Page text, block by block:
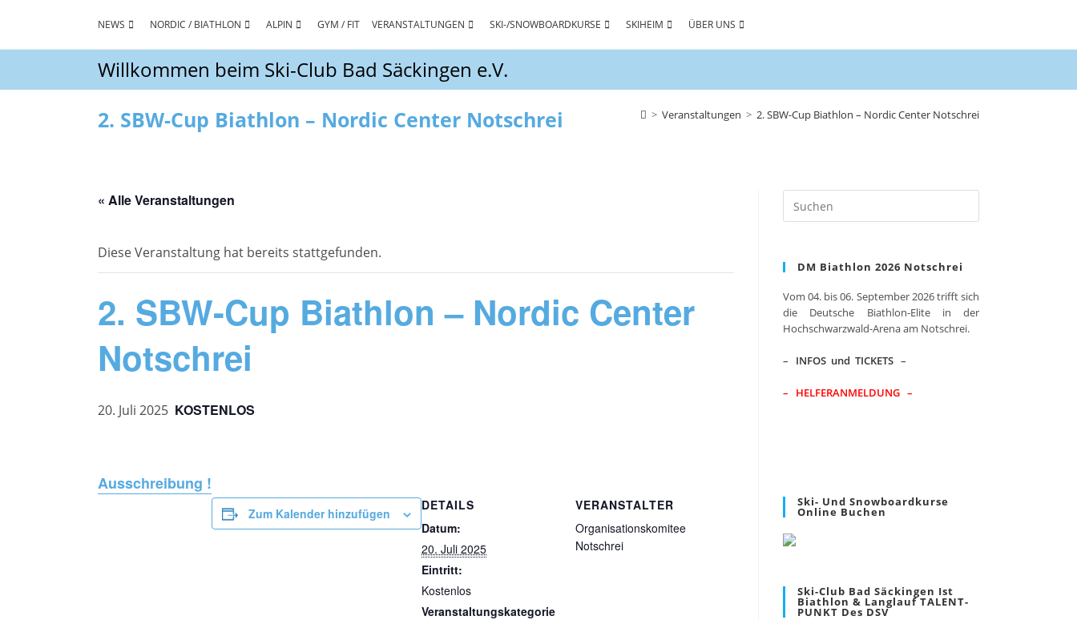
NEWS NORDIC / BIATHLON ALPIN GYM / FIT VERANSTALTUNGEN SKI-/SNOWBOARDKURSE SKIHEIM ÜBER UNS
Willkommen beim Ski-Club Bad Säckingen e.V.
2. SBW-Cup Biathlon – Nordic Center Notschrei > Veranstaltungen > 2. SBW-Cup Biathlon – Nordic Center Notschrei
« Alle Veranstaltungen
Diese Veranstaltung hat bereits stattgefunden.
2. SBW-Cup Biathlon – Nordic Center
Notschrei
20. Juli 2025 KOSTENLOS
Ausschreibung !
Zum Kalender hinzufügen
DETAILS
Datum:
20. Juli 2025
Eintritt:
Kostenlos
Veranstaltungskategorie
VERANSTALTER
Organisationskomitee
Notschrei
DM Biathlon 2026 Notschrei
Vom 04. bis 06. September 2026 trifft sich
die Deutsche Biathlon-Elite in der
Hochschwarzwald-Arena am Notschrei.
– INFOS und TICKETS –
– HELFERANMELDUNG –
Ski- Und Snowboardkurse
Online Buchen
Ski-Club Bad Säckingen Ist
Biathlon & Langlauf TALENT-
PUNKT Des DSV